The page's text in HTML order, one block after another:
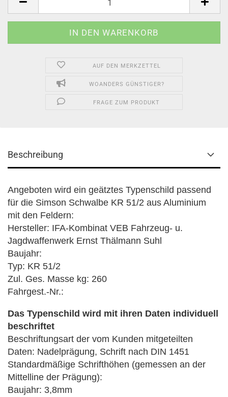
AUF DEN MERKZETTEL
WOANDERS GÜNSTIGER?
FRAGE ZUM PRODUKT
Beschreibung
Angeboten wird ein geätztes Typenschild passend
für die Simson Schwalbe KR 51/2 aus Aluminium
mit den Feldern:
Hersteller: IFA-Kombinat VEB Fahrzeug- u.
Jagdwaffenwerk Ernst Thälmann Suhl
Baujahr:
Typ: KR 51/2
Zul. Ges. Masse kg: 260
Fahrgest.-Nr.:
Das Typenschild wird mit ihren Daten individuell
beschriftet
Beschriftungsart der vom Kunden mitgeteilten
Daten: Nadelprägung, Schrift nach DIN 1451
Standardmäßige Schrifthöhen (gemessen an der
Mittelline der Prägung):
Baujahr: 3,8mm